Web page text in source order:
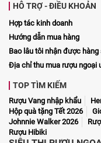
HỖ TRỢ - ĐIỀU KHOẢN
Hợp tác kinh doanh
Hướng dẫn mua hàng
Bao lâu tôi nhận được
Địa chỉ thu mua rượu ngoại
TOP TÌM KIẾM
Rượu Vang nhập khẩu
Hộp quà tặng Tết 2026
Johnnie Walker 2026
Rượu Hibiki